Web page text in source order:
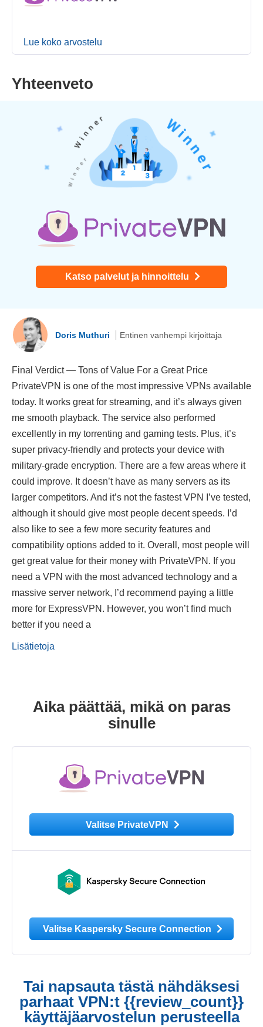
Lue koko arvostelu
Yhteenveto
Katso palvelut ja hinnoittelu
Doris Muthuri Entinen vanhempi kirjoittaja
Final Verdict — Tons of Value For a Great Price
PrivateVPN is one of the most impressive VPNs available
today. It works great for streaming, and it’s always given
me smooth playback. The service also performed
excellently in my torrenting and gaming tests. Plus, it’s
super privacy-friendly and protects your device with
military-grade encryption. There are a few areas where it
could improve. It doesn’t have as many servers as its
larger competitors. And it’s not the fastest VPN I’ve tested,
although it should give most people decent speeds. I’d
also like to see a few more security features and
compatibility options added to it. Overall, most people will
get great value for their money with PrivateVPN. If you
need a VPN with the most advanced technology and a
massive server network, I’d recommend paying a little
more for ExpressVPN. However, you won’t find much
better if you need a
Lisätietoja
Aika päättää, mikä on paras
sinulle
Valitse PrivateVPN
Valitse Kaspersky Secure Connection
Tai napsauta tästä nähdäksesi
parhaat VPN:t {{review_count}}
käyttäjäarvostelun perusteella